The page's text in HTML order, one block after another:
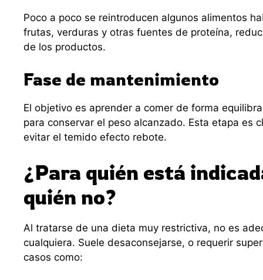
Poco a poco se reintroducen algunos alimentos
frutas, verduras y otras fuentes de proteína,
de los productos.
Fase de mantenimiento
El objetivo es aprender a comer de forma
para conservar el peso alcanzado. Esta etapa es
evitar el temido efecto rebote.
¿Para quién está
quién no?
Al tratarse de una dieta muy restrictiva, no es
cualquiera. Suele desaconsejarse, o requerir
casos como: